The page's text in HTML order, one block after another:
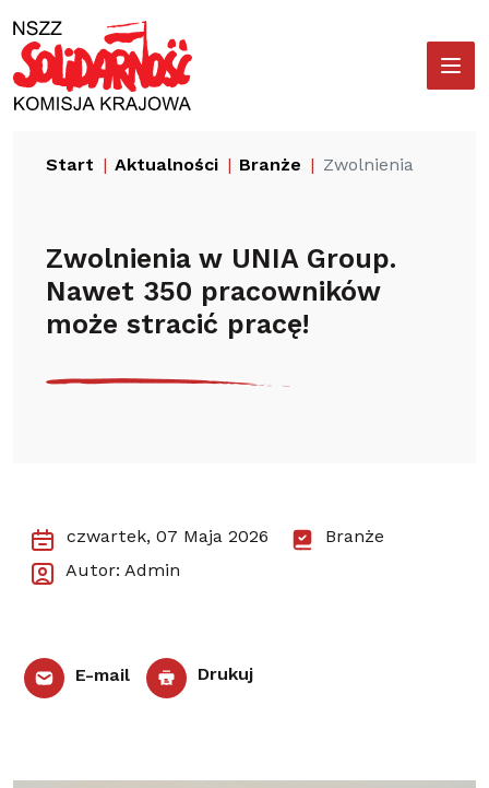
do
treści
Start Aktualności Branże Zwolnienia w
Zwolnienia w UNIA Group.
Nawet 350 pracowników
może stracić pracę!
czwartek, 07 Maja 2026
Branże
Autor: Admin
E-mail Drukuj